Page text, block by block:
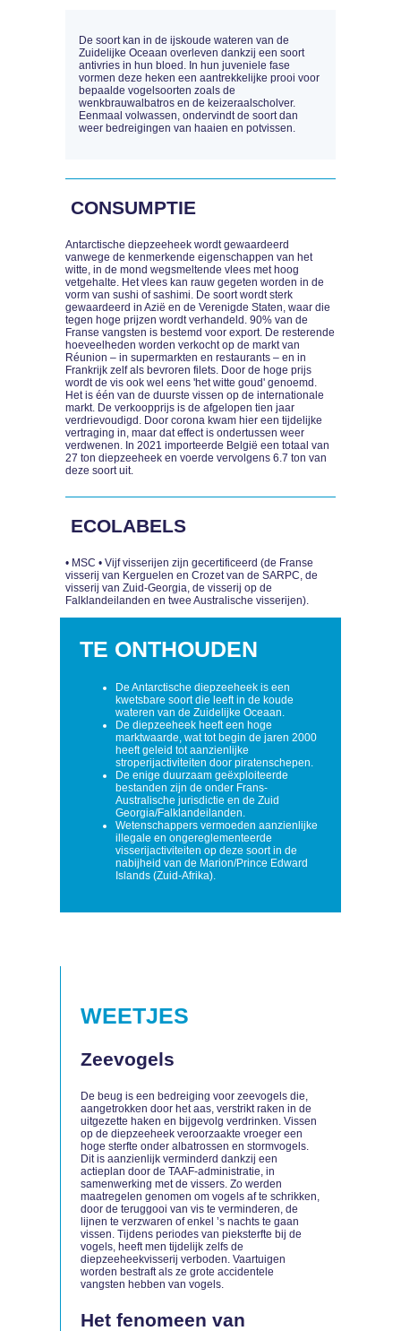
De soort kan in de ijskoude wateren van de
Zuidelijke Oceaan overleven dankzij een soort
antivries in hun bloed. In hun juveniele fase
vormen deze heken een aantrekkelijke prooi voor
bepaalde vogelsoorten zoals de
wenkbrauwalbatros en de keizeraalscholver.
Eenmaal volwassen, ondervindt de soort dan
weer bedreigingen van haaien en potvissen.
CONSUMPTIE
Antarctische diepzeeheek wordt gewaardeerd
vanwege de kenmerkende eigenschappen van het
witte, in de mond wegsmeltende vlees met hoog
vetgehalte. Het vlees kan rauw gegeten worden in de
vorm van sushi of sashimi. De soort wordt sterk
gewaardeerd in Azië en de Verenigde Staten, waar die
tegen hoge prijzen wordt verhandeld. 90% van de
Franse vangsten is bestemd voor export. De resterende
hoeveelheden worden verkocht op de markt van
Réunion – in supermarkten en restaurants – en in
Frankrijk zelf als bevroren filets. Door de hoge prijs
wordt de vis ook wel eens 'het witte goud' genoemd.
Het is één van de duurste vissen op de internationale
markt. De verkoopprijs is de afgelopen tien jaar
verdrievoudigd. Door corona kwam hier een tijdelijke
vertraging in, maar dat effect is ondertussen weer
verdwenen. In 2021 importeerde België een totaal van
27 ton diepzeeheek en voerde vervolgens 6.7 ton van
deze soort uit.
ECOLABELS
• MSC • Vijf visserijen zijn gecertificeerd (de Franse
visserij van Kerguelen en Crozet van de SARPC, de
visserij van Zuid-Georgia, de visserij op de
Falklandeilanden en twee Australische visserijen).
TE ONTHOUDEN
De Antarctische diepzeeheek is een
kwetsbare soort die leeft in de koude
wateren van de Zuidelijke Oceaan.
De diepzeeheek heeft een hoge
marktwaarde, wat tot begin de jaren 2000
heeft geleid tot aanzienlijke
stroperijactiviteiten door piratenschepen.
De enige duurzaam geëxploiteerde
bestanden zijn de onder Frans-
Australische jurisdictie en de Zuid
Georgia/Falklandeilanden.
Wetenschappers vermoeden aanzienlijke
illegale en ongereglementeerde
visserijactiviteiten op deze soort in de
nabijheid van de Marion/Prince Edward
Islands (Zuid-Afrika).
WEETJES
Zeevogels
De beug is een bedreiging voor zeevogels die,
aangetrokken door het aas, verstrikt raken in de
uitgezette haken en bijgevolg verdrinken. Vissen
op de diepzeeheek veroorzaakte vroeger een
hoge sterfte onder albatrossen en stormvogels.
Dit is aanzienlijk verminderd dankzij een
actieplan door de TAAF-administratie, in
samenwerking met de vissers. Zo werden
maatregelen genomen om vogels af te schrikken,
door de teruggooi van vis te verminderen, de
lijnen te verzwaren of enkel ’s nachts te gaan
vissen. Tijdens periodes van pieksterfte bij de
vogels, heeft men tijdelijk zelfs de
diepzeeheekvisserij verboden. Vaartuigen
worden bestraft als ze grote accidentele
vangsten hebben van vogels.
Het fenomeen van